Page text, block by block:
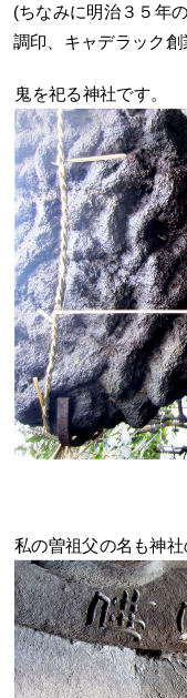
(ちなみに明治３５年
調印、キャデラック創
鬼を祀る神社です。
私の曽祖父の名も神社